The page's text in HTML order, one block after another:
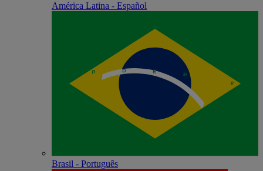
América Latina - Español
Brasil - Português